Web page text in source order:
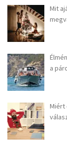
Mit
a
Miért